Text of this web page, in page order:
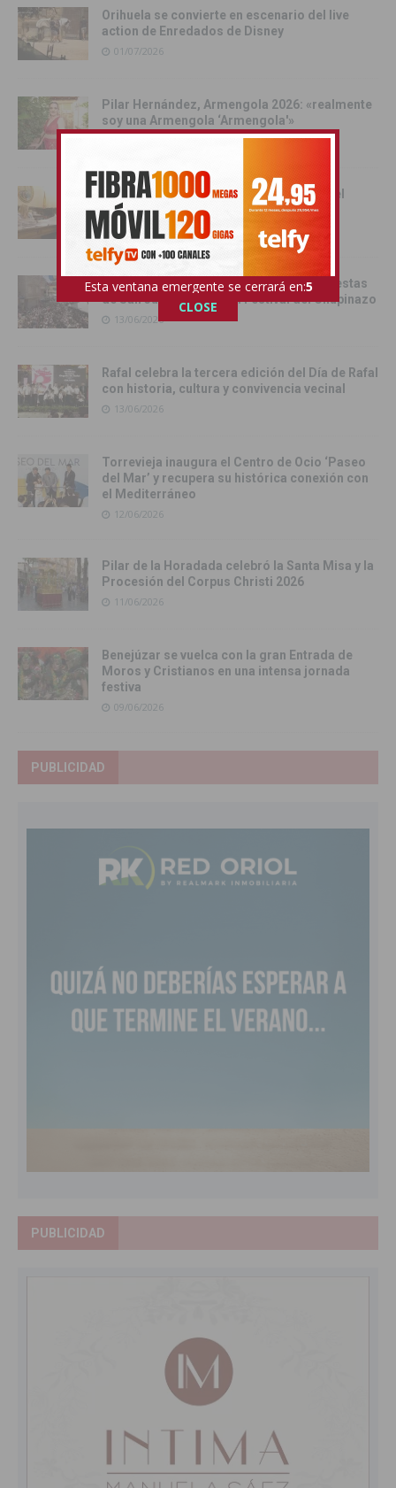
Orihuela se convierte en escenario del live
action de Enredados de Disney
01/07/2026
Pilar Hernández, Armengola 2026: «realmente
soy una Armengola ‘Armengola'»
Las senadoras de la Vega Baja acercan el
Senado a la comarca
17/06/2026
Catral da el pistoletazo de salida a las fiestas
de San Juan 2026 con el Festival del Chupinazo
13/06/2026
Rafal celebra la tercera edición del Día de Rafal
con historia, cultura y convivencia vecinal
13/06/2026
Torrevieja inaugura el Centro de Ocio ‘Paseo
del Mar’ y recupera su histórica conexión con
el Mediterráneo
12/06/2026
Pilar de la Horadada celebró la Santa Misa y la
Procesión del Corpus Christi 2026
11/06/2026
Benejúzar se vuelca con la gran Entrada de
Moros y Cristianos en una intensa jornada
festiva
09/06/2026
PUBLICIDAD
PUBLICIDAD
Esta ventana emergente se cerrará en:4
CLOSE